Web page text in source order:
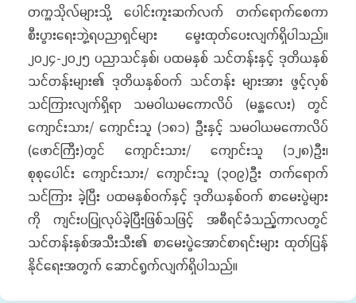
တက္ကသိုလ်များသို့ ပေါင်းကူးဆက်လက် တက်ရောက်စေကာ
စီးပွားရေးဘွဲ့ရပညာရှင်များ မွေးထုတ်ပေးလျက်ရှိပါသည်။
၂၀၂၄-၂၀၂၅ ပညာသင်နှစ်၊ ပထမနှစ် သင်တန်းနှင့် ဒုတိယနှစ်
သင်တန်းများ၏ ဒုတိယနှစ်ဝက် သင်တန်း များအား ဖွင့်လှစ်
သင်ကြားလျက်ရှိရာ သမဝါယမကောလိပ် (မန္တလေး) တွင်
ကျောင်းသား/ ကျောင်းသူ (၁၈၁) ဦးနှင့် သမဝါယမကောလိပ်
(ဖောင်ကြီး)တွင် ကျောင်းသား/ ကျောင်းသူ (၁၂၈)ဦး၊
စုစုပေါင်း ကျောင်းသား/ ကျောင်းသူ (၃၀၉)ဦး တက်ရောက်
သင်ကြား ခဲ့ပြီး ပထမနှစ်ဝက်နှင့် ဒုတိယနှစ်ဝက် စာမေးပွဲများ
ကို ကျင်းပပြုလုပ်ခဲ့ပြီးဖြစ်သဖြင့် အစီရင်ခံသည့်ကာလတွင်
သင်တန်းနှစ်အသီးသီး၏ စာမေးပွဲအောင်စာရင်းများ ထုတ်ပြန်
နိုင်ရေးအတွက် ဆောင်ရွက်လျက်ရှိပါသည်။